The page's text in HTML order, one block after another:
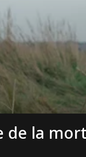
de la mort